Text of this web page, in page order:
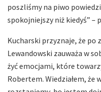
poszliśmy na piwo
spokojniejszy niż kiedyś” –
Kucharski przyznaje, że po
Lewandowski zauważa w
żyć emocjami, które
Robertem. Wiedziałem, że